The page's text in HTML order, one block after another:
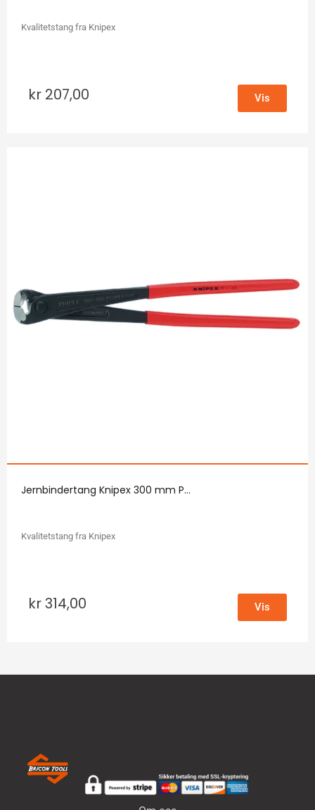
Kvalitetstang fra Knipex
kr 207,00 Vis
Jernbindertang Knipex 300 mm P...
Kvalitetstang fra Knipex
kr314,00 Vis